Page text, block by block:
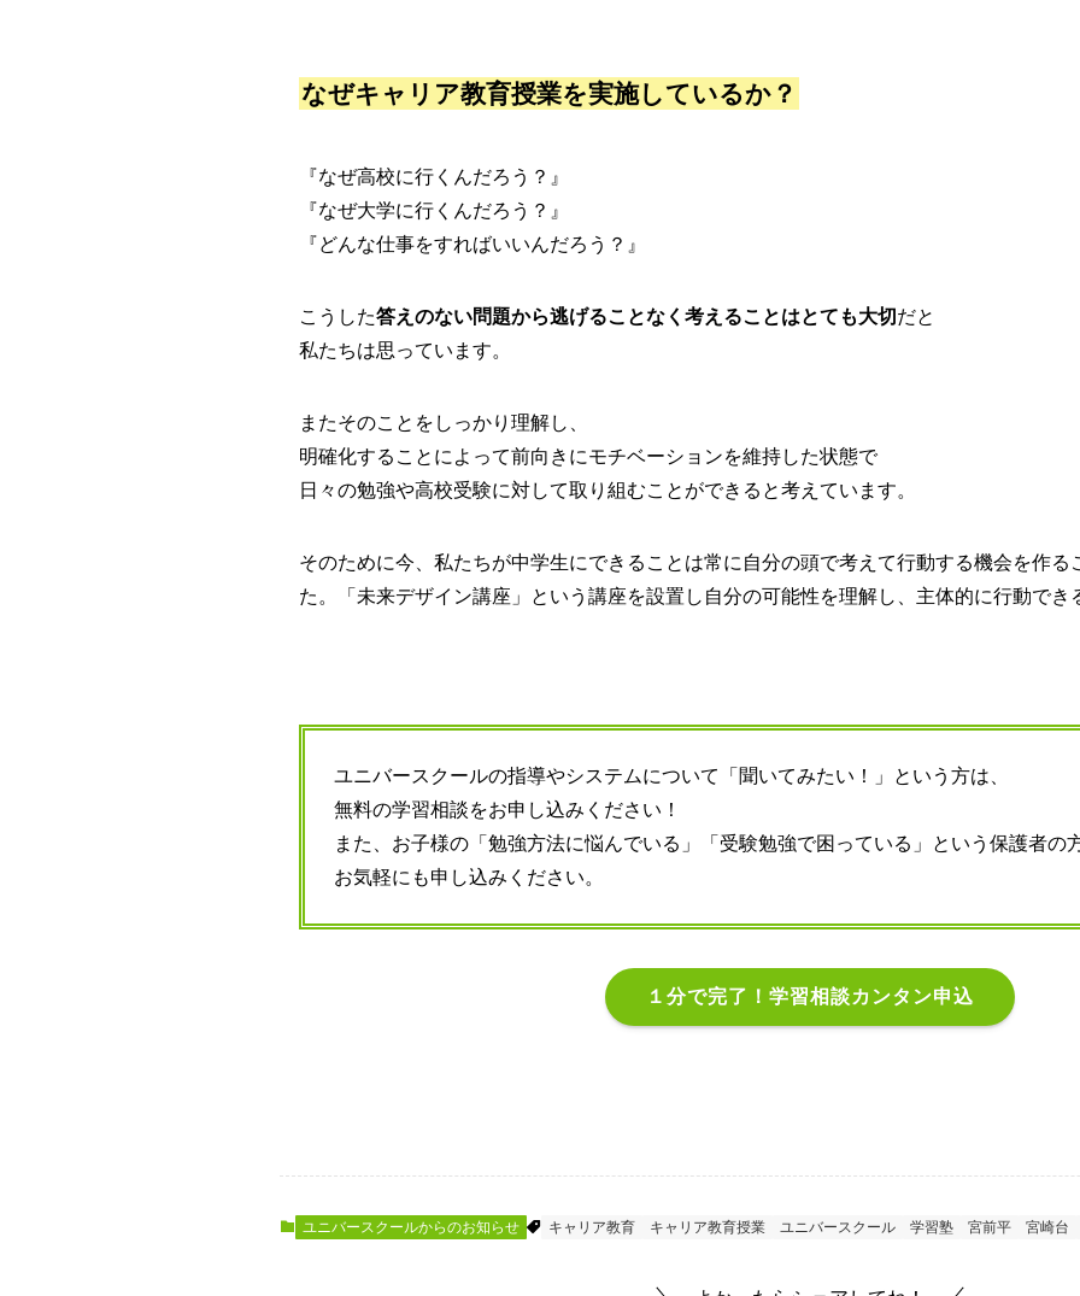
なぜキャリア教育授業を実施しているか？
『なぜ高校に行くんだろう？』
『なぜ大学に行くんだろう？』
『どんな仕事をすればいいんだろう？』
こうした答えのない問題から逃げることなく考えることはとても大切だと
私たちは思っています。
またそのことをしっかり理解し、
明確化することによって前向きにモチベーションを維持した状態で
日々の勉強や高校受験に対して取り組むことができると考えています。
そのために今、私たちが中学生にできることは常に自分の頭で考えて行動する機会を作る
た。「未来デザイン講座」という講座を設置し自分の可能性を理解し、主体的に行動でき
ユニバースクールの指導やシステムについて「聞いてみたい！」という方は、
無料の学習相談をお申し込みください！
また、お子様の「勉強方法に悩んでいる」「受験勉強で困っている」という保護者の
お気軽にも申し込みください。
１分で完了！学習相談カンタン申込
ユニバースクールからのお知らせ キャリア教育 キャリア教育授業 ユニバースクール 学習塾 宮前平 宮崎台